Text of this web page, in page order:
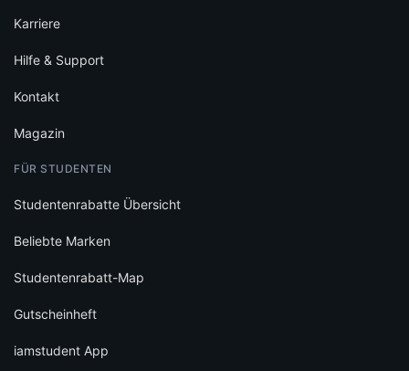
Karriere
Hilfe & Support
Kontakt
Magazin
FÜR STUDENTEN
Studentenrabatte Übersicht
Beliebte Marken
Studentenrabatt-Map
Gutscheinheft
iamstudent App